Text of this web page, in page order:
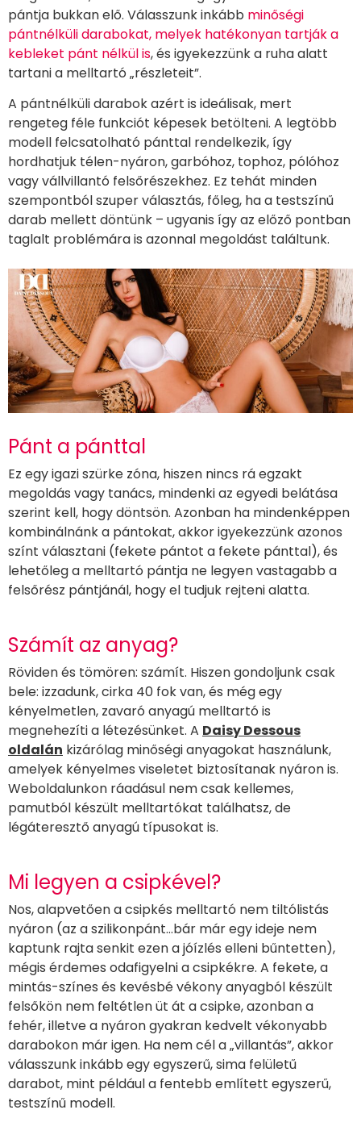
pántja bukkan elő. Válasszunk inkább minőségi
pántnélküli darabokat, melyek hatékonyan tartják a
kebleket pánt nélkül is, és igyekezzünk a ruha alatt
tartani a melltartó „részleteit”.
A pántnélküli darabok azért is ideálisak, mert
rengeteg féle funkciót képesek betölteni. A legtöbb
modell felcsatolható pánttal rendelkezik, így
hordhatjuk télen-nyáron, garbóhoz, tophoz, pólóhoz
vagy vállvillantó felsőrészekhez. Ez tehát minden
szempontból szuper választás, főleg, ha a testszínű
darab mellett döntünk – ugyanis így az előző pontban
taglalt problémára is azonnal megoldást találtunk.
Pánt a pánttal
Ez egy igazi szürke zóna, hiszen nincs rá egzakt
megoldás vagy tanács, mindenki az egyedi belátása
szerint kell, hogy döntsön. Azonban ha mindenképpen
kombinálnánk a pántokat, akkor igyekezzünk azonos
színt választani (fekete pántot a fekete pánttal), és
lehetőleg a melltartó pántja ne legyen vastagabb a
felsőrész pántjánál, hogy el tudjuk rejteni alatta.
Számít az anyag?
Röviden és tömören: számít. Hiszen gondoljunk csak
bele: izzadunk, cirka 40 fok van, és még egy
kényelmetlen, zavaró anyagú melltartó is
megnehezíti a létezésünket. A Daisy Dessous
oldalán kizárólag minőségi anyagokat használunk,
amelyek kényelmes viseletet biztosítanak nyáron is.
Weboldalunkon ráadásul nem csak kellemes,
pamutból készült melltartókat találhatsz, de
légáteresztő anyagú típusokat is.
Mi legyen a csipkével?
Nos, alapvetően a csipkés melltartó nem tiltólistás
nyáron (az a szilikonpánt…bár már egy ideje nem
kaptunk rajta senkit ezen a jóízlés elleni bűntetten),
mégis érdemes odafigyelni a csipkékre. A fekete, a
mintás-színes és kevésbé vékony anyagból készült
felsőkön nem feltétlen üt át a csipke, azonban a
fehér, illetve a nyáron gyakran kedvelt vékonyabb
darabokon már igen. Ha nem cél a „villantás”, akkor
válasszunk inkább egy egyszerű, sima felületű
darabot, mint például a fentebb említett egyszerű,
testszínű modell.